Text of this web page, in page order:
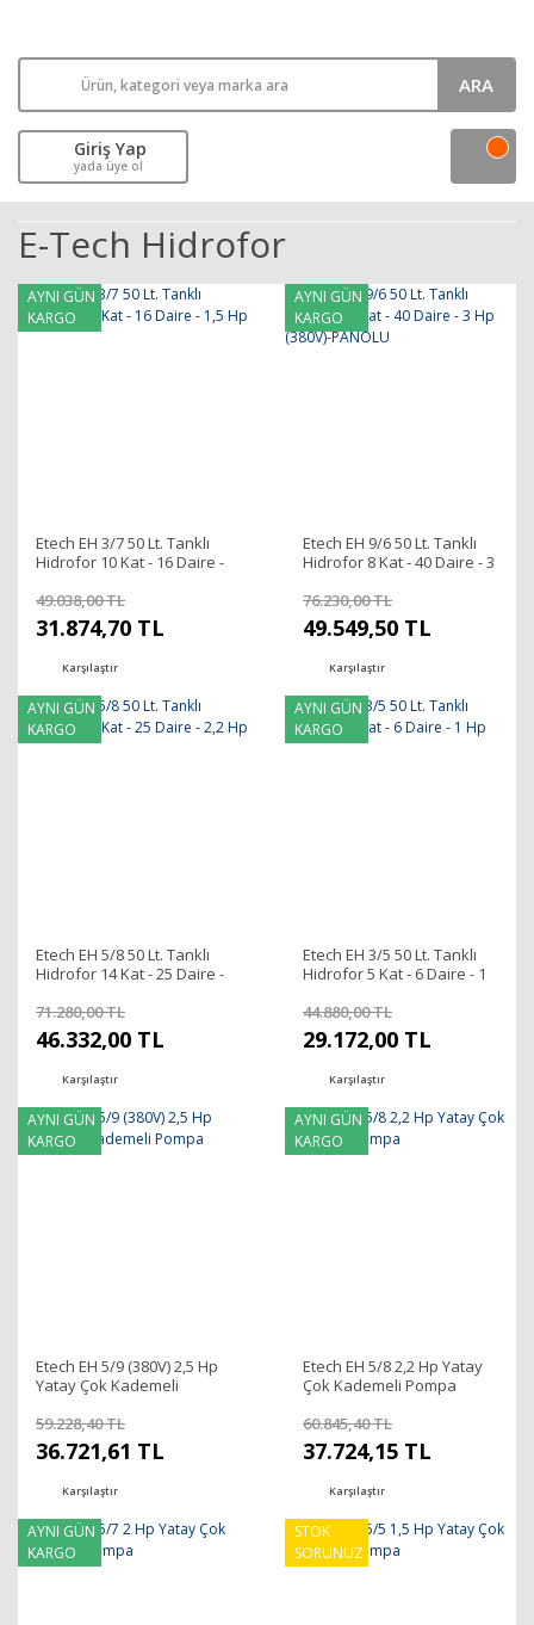
ARA
Giriş Yap
yada üye ol
E-Tech Hidrofor
AYNI GÜN
KARGO
Etech EH 3/7 50 Lt. Tanklı
Hidrofor 10 Kat - 16 Daire -
49.038,00 TL
31.874,70 TL
Karşılaştır
AYNI GÜN
KARGO
Etech EH 9/6 50 Lt. Tanklı
Hidrofor 8 Kat - 40 Daire - 3
76.230,00 TL
49.549,50 TL
Karşılaştır
AYNI GÜN
KARGO
Etech EH 5/8 50 Lt. Tanklı
Hidrofor 14 Kat - 25 Daire -
71.280,00 TL
46.332,00 TL
Karşılaştır
AYNI GÜN
KARGO
Etech EH 3/5 50 Lt. Tanklı
Hidrofor 5 Kat - 6 Daire - 1
44.880,00 TL
29.172,00 TL
Karşılaştır
AYNI GÜN
KARGO
Etech EH 5/9 (380V) 2,5 Hp
Yatay Çok Kademeli
59.228,40 TL
36.721,61 TL
Karşılaştır
AYNI GÜN
KARGO
Etech EH 5/8 2,2 Hp Yatay
Çok Kademeli Pompa
60.845,40 TL
37.724,15 TL
Karşılaştır
AYNI GÜN
KARGO
STOK
SORUNUZ